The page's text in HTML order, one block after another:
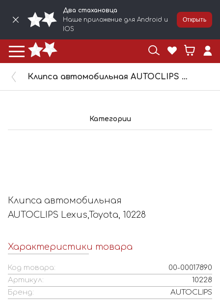
Два стахановца
Наше приложение для Android и
IOS
Открыть
Клипса автомобильная AUTOCLIPS Lexus,Toyota, 10228
Категории
Клипса автомобильная
AUTOCLIPS Lexus,Toyota, 10228
Характеристики товара
Код товара:
00-00017890
Артикул:
10228
Бренд:
AUTOCLIPS